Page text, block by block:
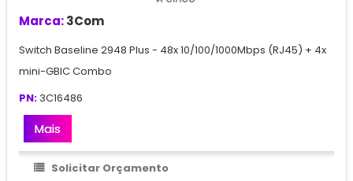
Marca:3Com
Switch Baseline 2948 Plus - 48x 10/100/1000Mbps (RJ45) + 4x
mini-GBIC Combo
PN: 3C16486
Mais
Solicitar Orçamento